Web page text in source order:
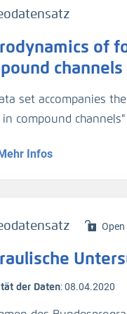
(v_Str)
nach
war nahe
erfolgt
of
set accompanies
compound channels"
contains
in a laboratory
The data
discharge,
averaged water depth
Infos
Open
der Daten:08.04.2020